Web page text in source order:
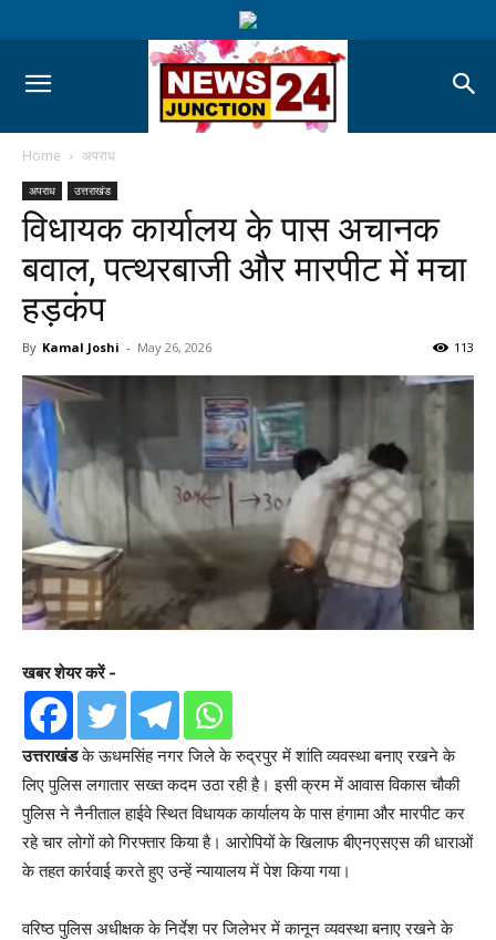
Home अपराध
अपराध उत्तराखंड
विधायक कार्यालय के पास अचानक
बवाल, पत्थरबाजी और मारपीट में मचा
हड़कंप
By Kamal Joshi - May 26, 2026 113
खबर शेयर करें -
उत्तराखंडके ऊधमसिंह नगर जिले के रुद्रपुर में शांति व्यवस्था बनाए रखने के
लिए पुलिस लगातार सख्त कदम उठा रही है। इसी क्रम में आवास विकास चौकी
पुलिस ने नैनीताल हाईवे स्थित विधायक कार्यालय के पास हंगामा और मारपीट कर
रहे चार लोगों को गिरफ्तार किया है। आरोपियों के खिलाफ बीएनएसएस की धाराओं
के तहत कार्रवाई करते हुए उन्हें न्यायालय में पेश किया गया।
वरिष्ठ पुलिस अधीक्षक के निर्देश पर जिलेभर में कानून व्यवस्था बनाए रखने के